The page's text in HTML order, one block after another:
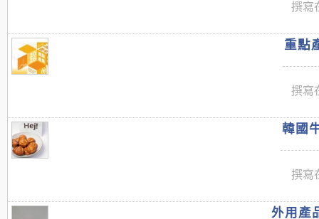
撰寫
重點
撰寫
韓國
撰寫
外用產